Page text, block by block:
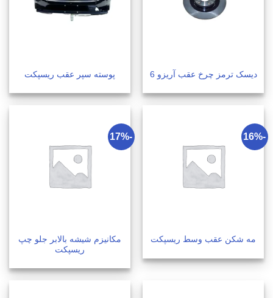
دیسک ترمز چرخ عقب آریزو 6 پوسته سپر عقب ریسپکت
-16%
مه شکن عقب وسط ریسپکت
-17%
مکانیزم شیشه بالابر جلو چپ
ریسپکت